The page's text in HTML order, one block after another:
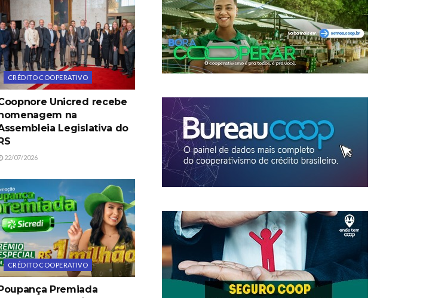
CRÉDITO COOPERATIVO
Unicred recebe
na
Legislativa do
22/07/2026
CRÉDITO COOPERATIVO
Poupança Premiada